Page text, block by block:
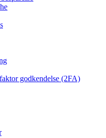
godkendelse (2FA)